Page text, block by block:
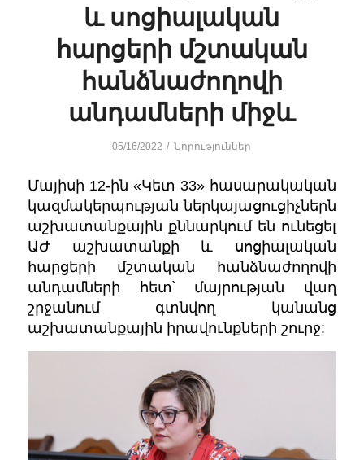
և սոցիալական
հարցերի մշտական
հանձնաժողովի
անդամների միջև
05/16/2022 / Նորություններ
Մայիսի 12-ին «Կետ 33» հասարակական
կազմակերպության ներկայացուցիչներն
աշխատանքային քննարկում են ունեցել
ԱԺ աշխատանքի և սոցիալական
հարցերի մշտական հանձնաժողովի
անդամների հետ՝ մայրության վաղ
շրջանում գտնվող կանանց
աշխատանքային իրավունքների շուրջ: